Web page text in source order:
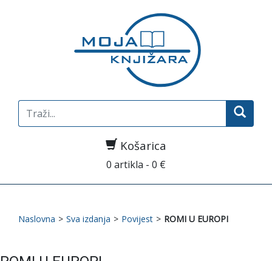
Search
for:
Košarica
0 artikla - 0 €
Naslovna > Sva izdanja > Povijest > ROMI U EUROPI